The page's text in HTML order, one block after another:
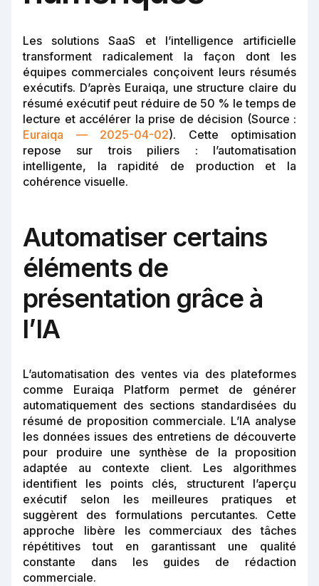
Les solutions SaaS et l’intelligence artificielle
transforment radicalement la façon dont les
équipes commerciales conçoivent leurs résumés
exécutifs. D’après Euraiqa, une structure claire du
résumé exécutif peut réduire de 50 % le temps de
lecture et accélérer la prise de décision (Source :
Euraiqa — 2025-04-02). Cette optimisation
repose sur trois piliers : l’automatisation
intelligente, la rapidité de production et la
cohérence visuelle.
Automatiser certains
éléments de
présentation grâce à
l’IA
L’automatisation des ventes via des plateformes
comme Euraiqa Platform permet de générer
automatiquement des sections standardisées du
résumé de proposition commerciale. L’IA analyse
les données issues des entretiens de découverte
pour produire une synthèse de la proposition
adaptée au contexte client. Les algorithmes
identifient les points clés, structurent l’aperçu
exécutif selon les meilleures pratiques et
suggèrent des formulations percutantes. Cette
approche libère les commerciaux des tâches
répétitives tout en garantissant une qualité
constante dans les guides de rédaction
commerciale.